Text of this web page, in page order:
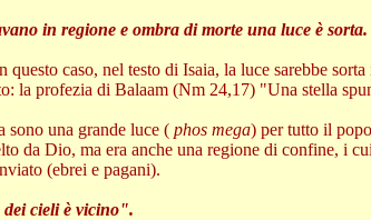
in regione e ombra di morte una luce è sorta.
caso, nel testo di Isaia, la luce sarebbe
la profezia di Balaam (Nm 24,17) "Una stella
sono una grande luce ( phos mega) per tutto il
da Dio, ma era anche una regione di confine, i
(ebrei e pagani).
cieli è vicino".